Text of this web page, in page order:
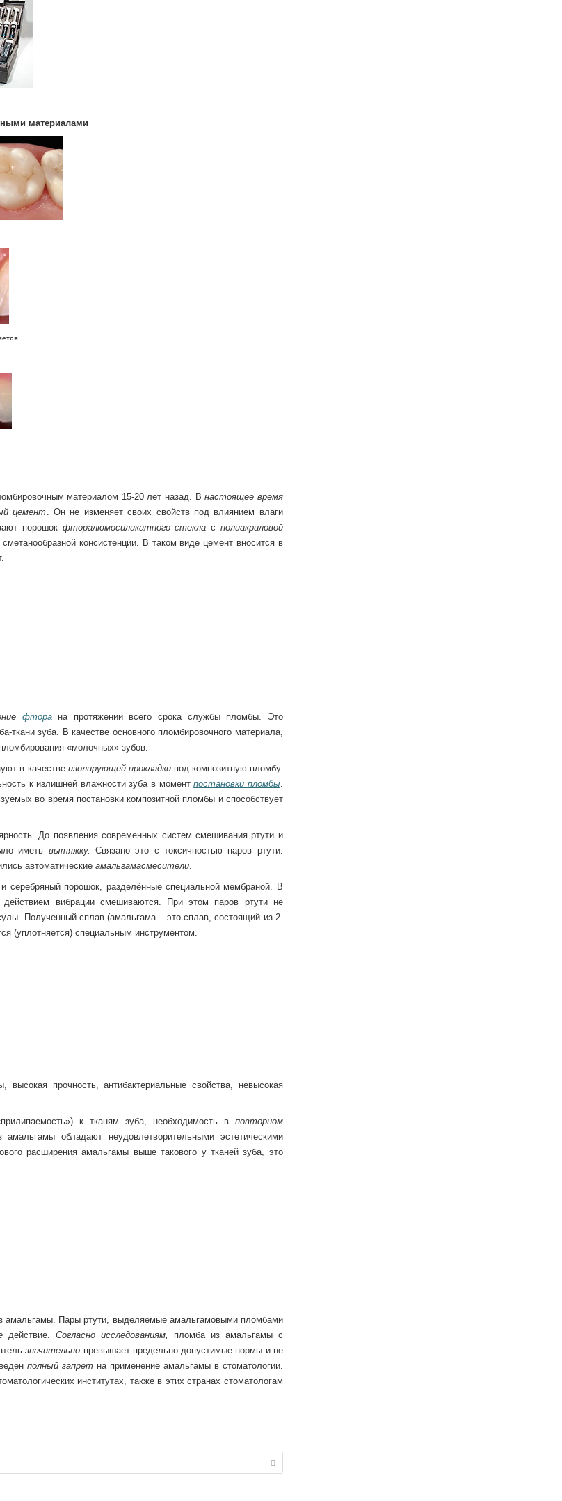
материалами
материалом 15-20 лет назад. Внастоящее время
цемент . Он не изменяет своих свойств под влиянием влаги
порошок фторалюмосиликатного стеклас полиакриловой
консистенции. В таком виде цемент вносится в
фторана протяжении всего срока службы пломбы. Это
ткани зуба. В качестве основного пломбировочного материала,
«молочных» зубов.
в качестве изолирующей прокладкипод композитную пломбу.
к излишней влажности зуба в моментпостановки пломбы.
во время постановки композитной пломбы и способствует
До появления современных систем смешивания ртути и
иметь вытяжку.
Связано это с токсичностью паров ртути.
автоматические амальгамасмесители
серебряный порошок, разделённые специальной мембраной. В
вибрации смешиваются. При этом паров ртути не
Полученный сплав (амальгама – это сплав, состоящий из 2-
(уплотняется) специальным инструментом.
прочность, антибактериальные свойства, невысокая
к тканям зуба, необходимость в повторном
обладают неудовлетворительными эстетическими
расширения амальгамы выше такового у тканей зуба, это
амальгамы. Пары ртути, выделяемые амальгамовыми пломбами
действие. Согласно исследованиям,
пломба из амальгамы с
значительно превышает предельно допустимые нормы и не
полный запрет на применение амальгамы в стоматологии.
институтах, также в этих странах стоматологам